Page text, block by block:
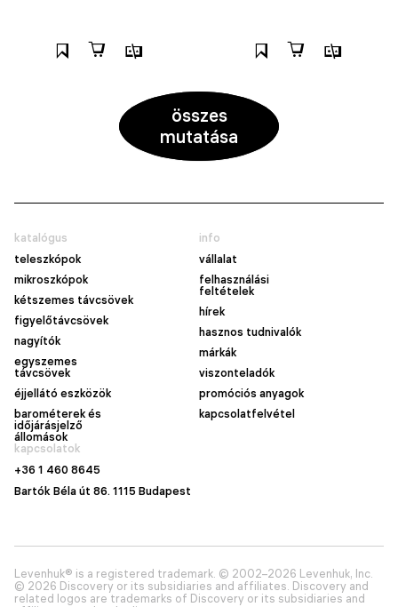
összes
mutatása
katalógus
teleszkópok
mikroszkópok
kétszemes távcsövek
figyelőtávcsövek
nagyítók
egyszemes
távcsövek
éjjellátó eszközök
barométerek és
időjárásjelző
állomások
info
vállalat
felhasználási
feltételek
hírek
hasznos tudnivalók
márkák
viszonteladók
promóciós anyagok
kapcsolatfelvétel
kapcsolatok
+36 1 460 8645
Bartók Béla út 86. 1115 Budapest
Levenhuk® is a registered trademark. © 2002–2026 Levenhuk, Inc.
© 2026 Discovery or its subsidiaries and affiliates. Discovery and
related logos are trademarks of Discovery or its subsidiaries and